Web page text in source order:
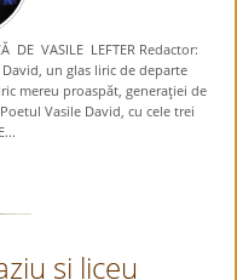
DE VASILE LEFTER Redactor:
un glas liric de departe
mereu proaspăt, generaţiei de
Vasile David, cu cele trei
și liceu